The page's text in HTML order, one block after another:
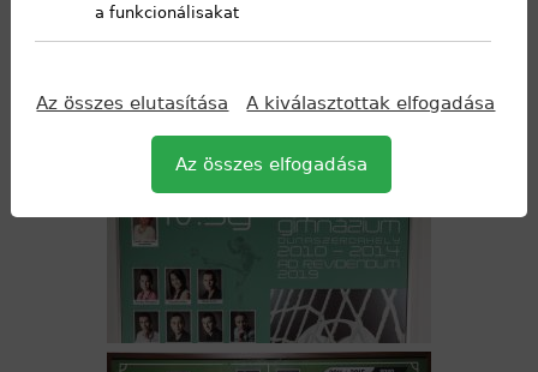
a funkcionálisakat
Az összes elutasítása A kiválasztottak elfogadása
Az összes elfogadása